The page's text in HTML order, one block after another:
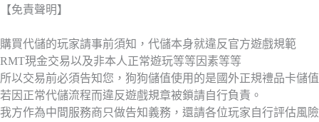
【免責聲明】
購買代儲的玩家請事前須知，代儲本身就違反官方遊戲規範
RMT現金交易以及非本人正常遊玩等等因素等等
所以交易前必須告知您，狗狗儲值使用的是國外正規禮品卡儲值
若因正常代儲流程而違反遊戲規章被鎖請自行負責。
我方作為中間服務商只做告知義務，還請各位玩家自行評估風險